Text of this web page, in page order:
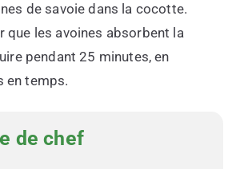
de savoie dans la cocotte.
que les avoines absorbent la
pendant 25 minutes, en
en temps.
de chef